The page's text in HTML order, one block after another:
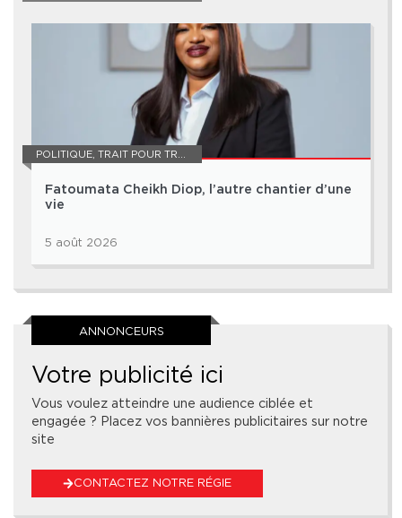
POLITIQUE TRAIT POUR TRAIT
Fatoumata Cheikh Diop, l’autre chantier d’une
vie
5 août 2026
ANNONCEURS
Votre publicité ici
Vous voulez atteindre une audience ciblée et
engagée ? Placez vos bannières publicitaires sur notre
site
CONTACTEZ NOTRE RÉGIE